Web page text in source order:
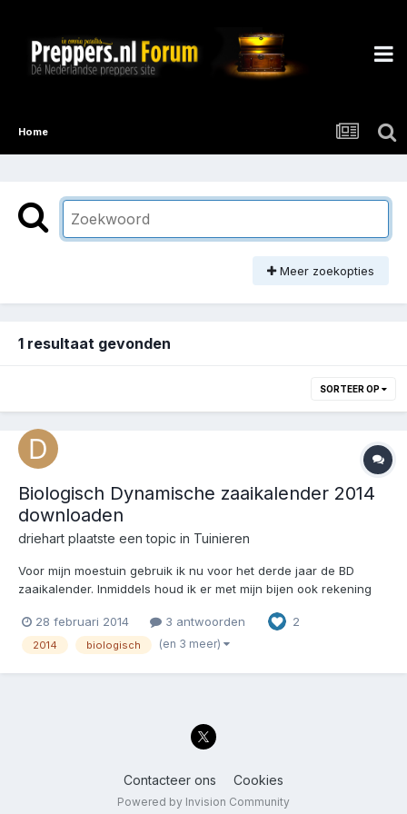
Home
Meer zoekopties
1 resultaat gevonden
SORTEER OP
Biologisch Dynamische zaaikalender 2014
downloaden
driehart plaatste een topic in Tuinieren
Voor mijn moestuin gebruik ik nu voor het derde jaar de BD
zaaikalender. Inmiddels houd ik er met mijn bijen ook rekening
downloaden:
http://www.koninklijkevolkstuinenkluisbergen.centerall.com/cust
28 februari 2014 3 antwoorden 2
2014 biologisch (en 3 meer)
Contacteer ons Cookies
Powered by Invision Community